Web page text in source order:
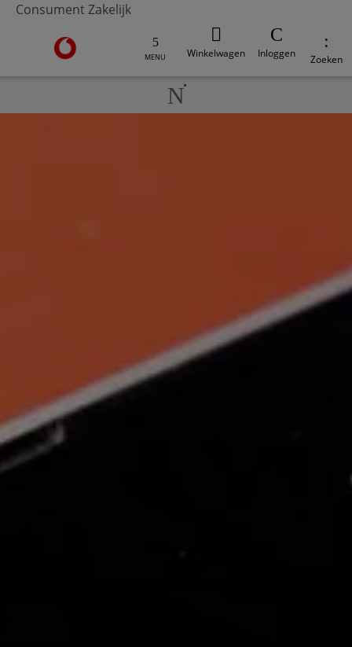
Consument Zakelijk
Ga naar de Vodafone homepage
MENU Winkelwagen Inloggen Zoeken